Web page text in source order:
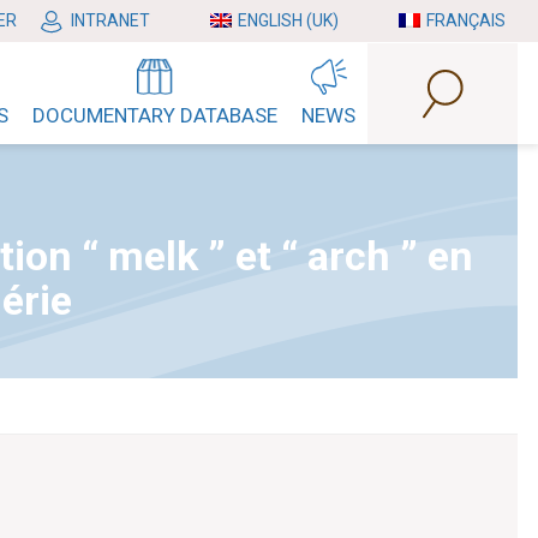
INTRANET ENGLISH (UK) FRANÇAIS
DOCUMENTARY DATABASE NEWS
“ melk ” et “ arch ” en